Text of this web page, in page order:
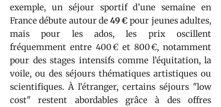
exemple, un séjour sportif d’une semaine en
France débute autour de49 € pour jeunes adultes,
mais pour les ados, les prix oscillent
fréquemment entre 400 € et 800 €, notamment
pour des stages intensifs comme l’équitation, la
voile, ou des séjours thématiques artistiques ou
scientifiques. À l’étranger, certains séjours "low
cost" restent abordables grâce à des offres